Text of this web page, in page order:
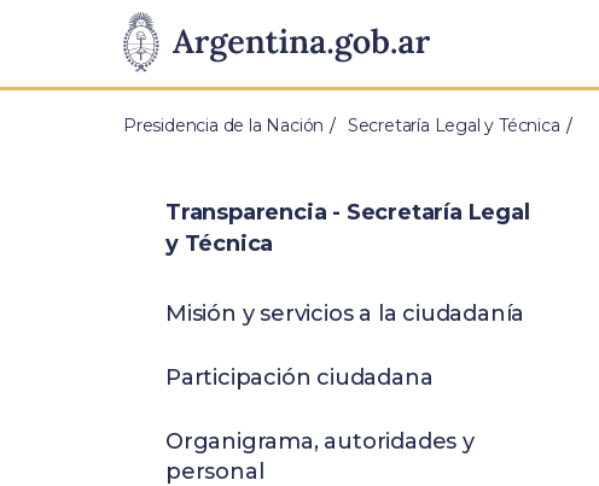
Presidencia
de
Pasar al contenido principal
Presidencia de la Nación Secretaría Legal y Técnica
Transparencia - Secretaría Legal
y Técnica
Misión y servicios a la ciudadanía
Participación ciudadana
Organigrama, autoridades y
personal